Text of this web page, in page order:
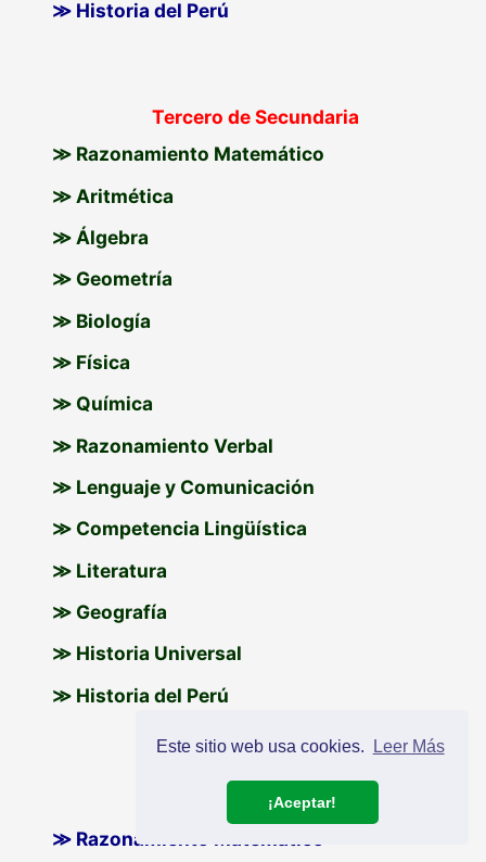
Este sitio web usa cookies. Leer Más
¡Aceptar!
≫ Historia del Perú
Tercero de Secundaria
≫ Razonamiento Matemático
≫ Aritmética
≫ Álgebra
≫ Geometría
≫ Biología
≫ Física
≫ Química
≫ Razonamiento Verbal
≫ Lenguaje y Comunicación
≫ Competencia Lingüística
≫ Literatura
≫ Geografía
≫ Historia Universal
≫ Historia del Perú
Cuarto de Secundaria
≫ Razonamiento Matemático